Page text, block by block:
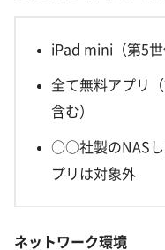
iPad mini（第5世
全て無料アプリ
含む）
○○社製のNASし
プリは対象外
ネットワーク環境